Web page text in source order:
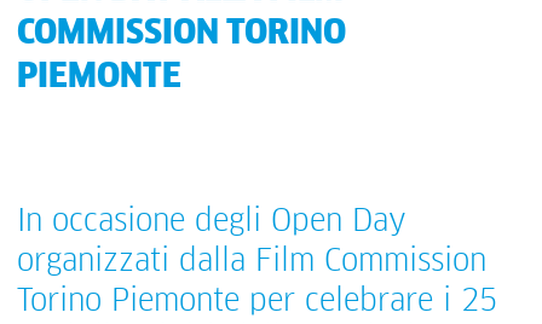
COMMISSION TORINO
PIEMONTE
In occasione degli Open Day
organizzati dalla Film Commission
Torino Piemonte per celebrare i 25